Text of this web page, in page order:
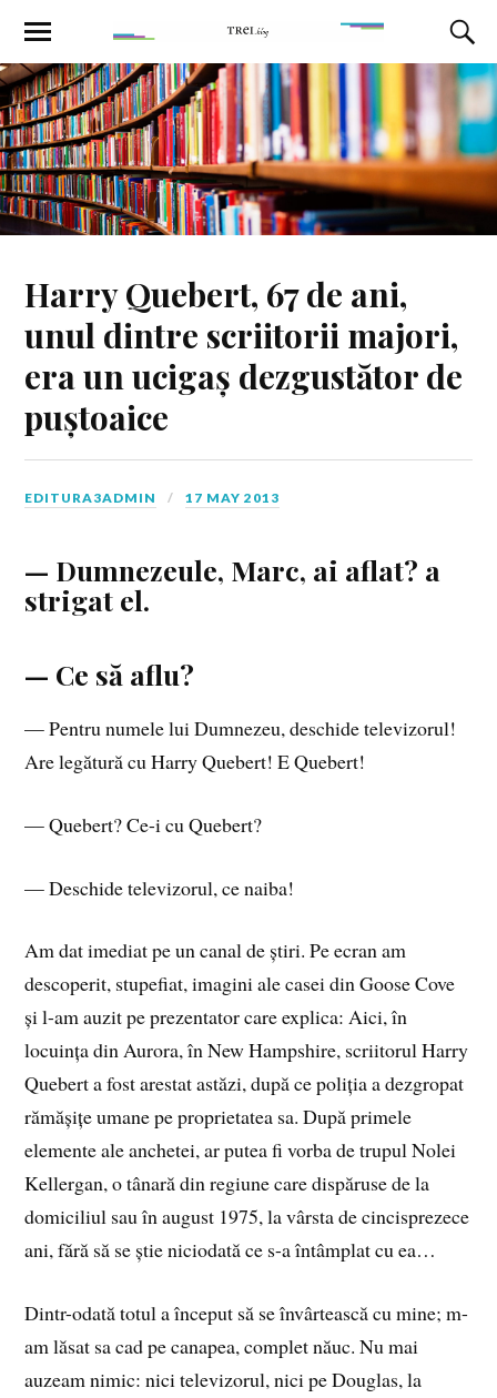
Harry Quebert, 67 de ani,
unul dintre scriitorii majori,
era un ucigaș dezgustător de
puștoaice
EDITURA3ADMIN 17 MAY 2013
— Dumnezeule, Marc, ai aflat? a
strigat el.
— Ce să aflu?
— Pentru numele lui Dumnezeu, deschide televizorul!
Are legătură cu Harry Quebert! E Quebert!
— Quebert? Ce-i cu Quebert?
— Deschide televizorul, ce naiba!
Am dat imediat pe un canal de știri. Pe ecran am
descoperit, stupefiat, imagini ale casei din Goose Cove
și l-am auzit pe prezentator care explica: Aici, în
locuința din Aurora, în New Hampshire, scriitorul Harry
Quebert a fost arestat astăzi, după ce poliția a dezgropat
rămășițe umane pe proprietatea sa. După primele
elemente ale anchetei, ar putea fi vorba de trupul Nolei
Kellergan, o tânară din regiune care dispăruse de la
domiciliul sau în august 1975, la vârsta de cincisprezece
ani, fără să se știe niciodată ce s-a întâmplat cu ea…
Dintr-odată totul a început să se învârtească cu mine; m-
am lăsat sa cad pe canapea, complet năuc. Nu mai
auzeam nimic: nici televizorul, nici pe Douglas, la